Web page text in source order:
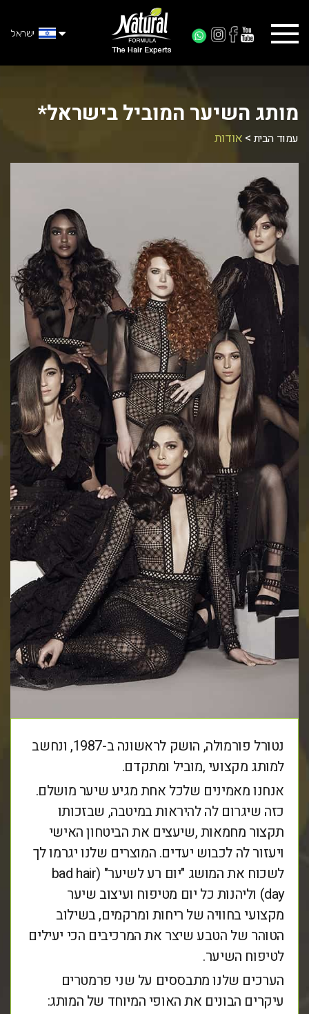
ישראל
מותג השיער המוביל בישראל*
עמוד הבית>אודות
נטורל פורמולה, הושק לראשונה ב-1987, ונחשב
למותג מקצועי ,מוביל ומתקדם.
אנחנו מאמינים שלכל אחת מגיע שיער מושלם.
כזה שיגרום לה להיראות במיטבה, שבזכותו
תקצור מחמאות ,שיעצים את הביטחון האישי
ויעזור לה לכבוש יעדים. המוצרים שלנו יגרמו לך
לשכוח את המושג "יום רע לשיער" (bad hair
day) וליהנות כל יום מטיפוח ועיצוב שיער
מקצועי בחוויה של ריחות ומרקמים, בשילוב
הטוהר של הטבע שיצר את המרכיבים הכי יעילים
לטיפוח השיער.
הערכים שלנו מתבססים על שני פרמטרים
עיקרים הבונים את האופי המיוחד של המותג: